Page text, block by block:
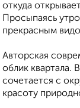
откуда
Просыпаясь
прекрасным
Авторская
облик квартала.
сочетается с
красоту